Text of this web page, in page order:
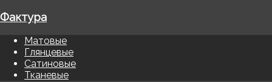
Фактура
Матовые
Глянцевые
Сатиновые
Тканевые